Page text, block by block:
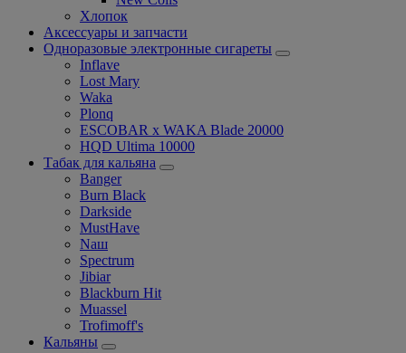
Хлопок
Аксессуары и запчасти
Одноразовые электронные сигареты
Inflave
Lost Mary
Waka
Plonq
ESCOBAR x WAKA Blade 20000
HQD Ultima 10000
Табак для кальяна
Banger
Burn Black
Darkside
MustHave
Nаш
Spectrum
Jibiar
Blackburn Hit
Muassel
Trofimoff's
Кальяны